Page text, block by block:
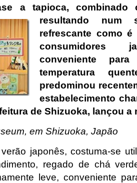
a tapioca, combinado
resultando num
refrescante como
consumidores
conveniente
temperatura
predominou
estabelecimento
de Shizuoka, lançou a
em Shizuoka, Japão
japonês, costuma-se
regado de chá
leve, conveniente